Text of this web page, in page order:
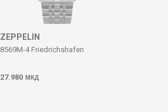
ZEPPELIN
8569M-4 Friedrichshafen
27.980 МКД